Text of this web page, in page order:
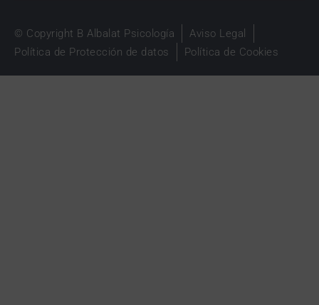
© Copyright B Albalat Psicología
Aviso Legal
Política de Protección de datos
Política de Cookies